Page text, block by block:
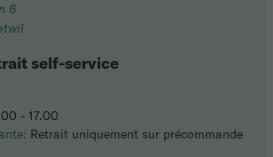
6
self-service
- 17.00
Retrait uniquement sur précommande